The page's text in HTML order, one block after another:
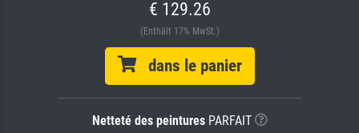
€ 129.26
(Enthält 17% MwSt.)
dans le panier
Netteté des peinturesPARFAIT